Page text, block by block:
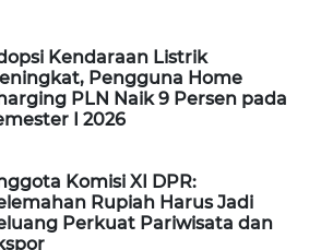
Kendaraan Listrik
Pengguna Home
PLN Naik 9 Persen pada
I 2026
Komisi XI DPR:
Rupiah Harus Jadi
Perkuat Pariwisata dan